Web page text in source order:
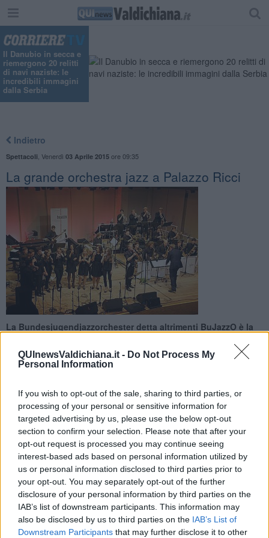
QUInewsValdichiana.it - Do Not Process My
Personal Information
If you wish to opt-out of the sale, sharing to third parties, or
processing of your personal or sensitive information for
targeted advertising by us, please use the below opt-out
section to confirm your selection. Please note that after your
opt-out request is processed you may continue seeing
interest-based ads based on personal information utilized by
us or personal information disclosed to third parties prior to
your opt-out. You may separately opt-out of the further
disclosure of your personal information by third parties on the
IAB’s list of downstream participants. This information may
also be disclosed by us to third parties on the IAB’s List of
Downstream Participants that may further disclose it to other
Il Danubio in secca e
riemergono 20 relitti
di navi naziste: le
incredibili immagini
dalla Serbia
Indietro
Spettacoli Venerdì 03 Aprile 2015ore 09:35
La grande orchestra jazz a Palazzo Ricci
La Bundesjugendjazzorchester detta altrimenti BuJazzO è la
giovani talenti e docenti
MONTEPULCIANO — Fondata nel 1988 da Peter Herbolzheime
e diretta oggi da
Jiggs Whigham
raccoglie giovani tra i 17 e i 24
anni provenienti da diverse scuole tedesche e internazionali.
L’orchestra sarà ospite dell’accademia di Palazzo Ricciper tutta la
settimana pasquale e si esibiràSabato 4 Aprilealle ore 21.30
nella grande sala degli Ex-Macelli di Montepulciano con ingresso
libero. Suoneranno brani di una mitica Big Band tedesca del
dopoguerra: la Kurt Edelhagen.